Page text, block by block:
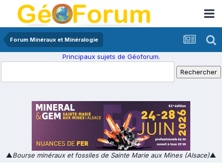
Forum Minéraux et Minéralogie
Principaux sujets de Géoforum.
▲Bourse minéraux et fossiles de Sainte Marie aux Mines (Alsace)▲